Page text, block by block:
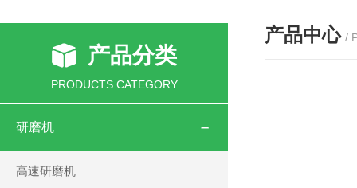
产品分类
PRODUCTS CATEGORY
研磨机
高速研磨机
产品中心 /